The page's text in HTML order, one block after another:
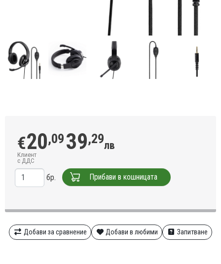
€20,09 39,29лв
Клиент
с ДДС
бр. Прибави в кошницата
Добави за сравнение Добави в любими Запитване